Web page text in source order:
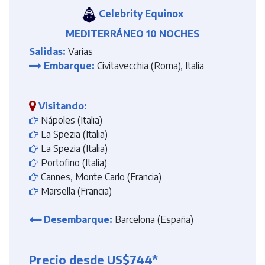
Celebrity Equinox
MEDITERRÁNEO 10 NOCHES
Salidas: Varias
Embarque: Civitavecchia (Roma), Italia
Visitando:
Nápoles (Italia)
La Spezia (Italia)
La Spezia (Italia)
Portofino (Italia)
Cannes, Monte Carlo (Francia)
Marsella (Francia)
Desembarque: Barcelona (España)
Precio desde US$744*